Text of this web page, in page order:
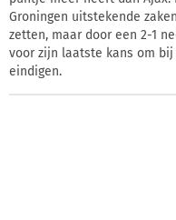
Groningen uitstekende
zetten, maar door een 2-1
voor zijn laatste kans om
eindigen.